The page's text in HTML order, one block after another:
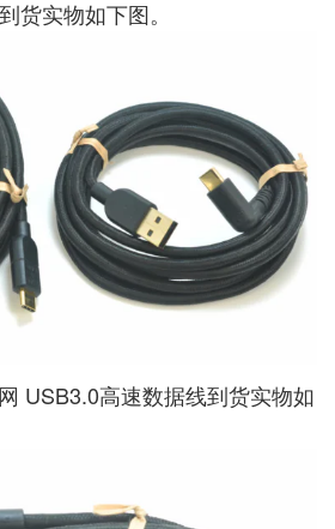
货实物如下图。
USB3.0高速数据线到货实物如